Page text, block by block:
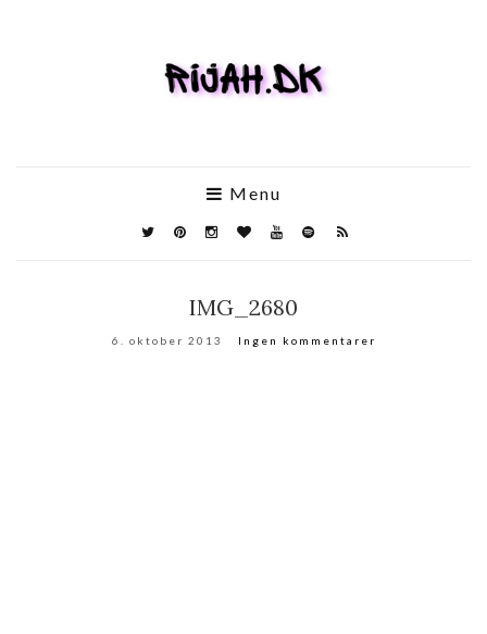
Menu
IMG_2680
6. oktober 2013 Ingen kommentarer